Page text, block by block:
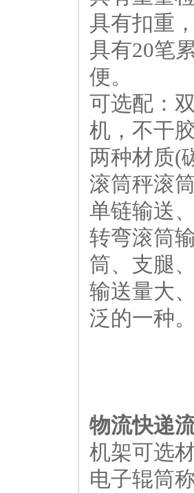
具有扣重
具有20笔
便。
可选配：
机，不干
两种材质(
滚筒秤滚
单链输送
转弯滚筒
筒、支腿
输送量大
泛的一种
物流快递
机架可选
电子辊筒